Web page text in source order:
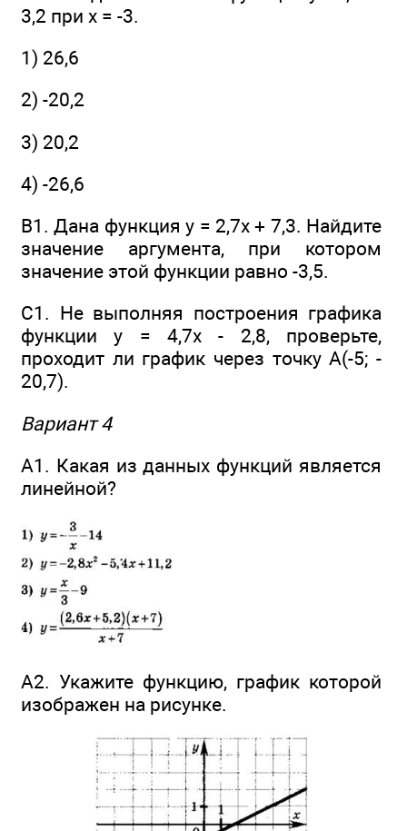
3,2 при х = -3.
1) 26,6
2) -20,2
3) 20,2
4) -26,6
В1. Дана функция y = 2,7x + 7,3. Найдите
значение аргумента, при котором
значение этой функции равно -3,5.
C1. He выполняя построения графика
функции у = 4,7х - 2,8, проверьте,
проходит ли график через точку А(-5; -
20,7).
Вариант 4
А1. Какая из данных функций является
линейной?
А2. Укажите функцию, график которой
изображен на рисунке.